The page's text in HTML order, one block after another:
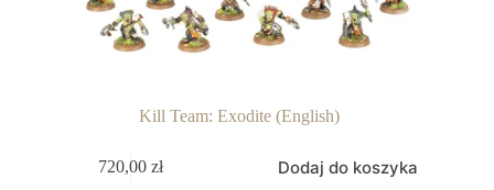
Kill Team: Exodite (English)
720,00zł Dodaj do koszyka